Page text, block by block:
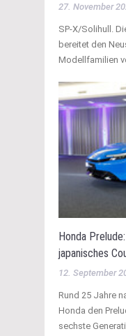
27. November
SP-X/Solihull.
bereitet den
Modellfamilien
Honda
japanisches
12. September
Rund 25 Jahre
Honda den
sechste